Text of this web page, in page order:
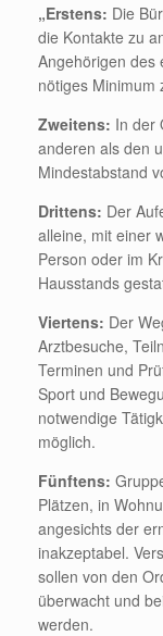
„Erstens: Die
die Kontakte zu
Angehörigen des
nötiges Minimum
Zweitens: In der
anderen als den
Mindestabstand
Drittens: Der
alleine, mit einer
Person oder im
Hausstands
Viertens: Der
Arztbesuche,
Terminen und
Sport und
notwendige
möglich.
Fünftens:
Plätzen, in
angesichts der
inakzeptabel.
sollen von den
überwacht und
werden.